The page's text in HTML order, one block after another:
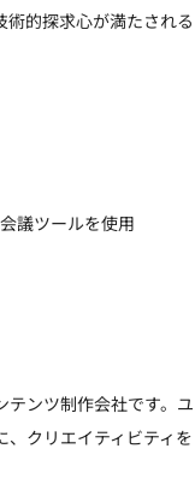
的探求心が満たされる
議ツールを使用
テンツ制作会社です。ユ
クリエイティビティを